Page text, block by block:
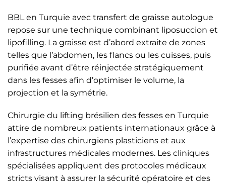
BBL en Turquie avec transfert de graisse autologue
repose sur une technique combinant liposuccion et
lipofilling. La graisse est d’abord extraite de zones
telles que l’abdomen, les flancs ou les cuisses, puis
purifiée avant d’être réinjectée stratégiquement
dans les fesses afin d’optimiser le volume, la
projection et la symétrie.
Chirurgie du lifting brésilien des fesses en Turquie
attire de nombreux patients internationaux grâce à
l’expertise des chirurgiens plasticiens et aux
infrastructures médicales modernes. Les cliniques
spécialisées appliquent des protocoles médicaux
stricts visant à assurer la sécurité opératoire et des